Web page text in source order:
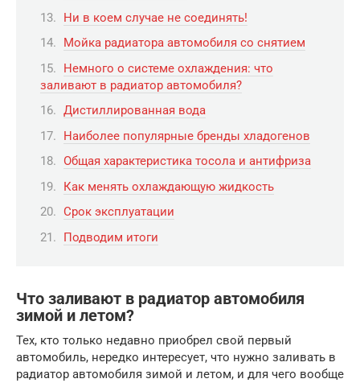
Ни в коем случае не соединять!
Мойка радиатора автомобиля со снятием
Немного о системе охлаждения: что
заливают в радиатор автомобиля?
Дистиллированная вода
Наиболее популярные бренды хладогенов
Общая характеристика тосола и антифриза
Как менять охлаждающую жидкость
Срок эксплуатации
Подводим итоги
Что заливают в радиатор автомобиля
зимой и летом?
Тех, кто только недавно приобрел свой первый
автомобиль, нередко интересует, что нужно заливать в
радиатор автомобиля зимой и летом, и для чего вообще